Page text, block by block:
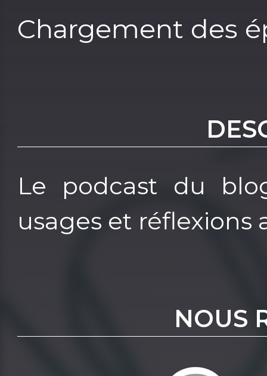
Chargement des
Le podcast du
usages et réflexions
NOUS